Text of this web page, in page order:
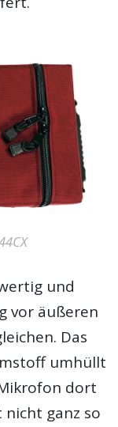
und
vor äußeren
Das
umhüllt
dort
ganz so